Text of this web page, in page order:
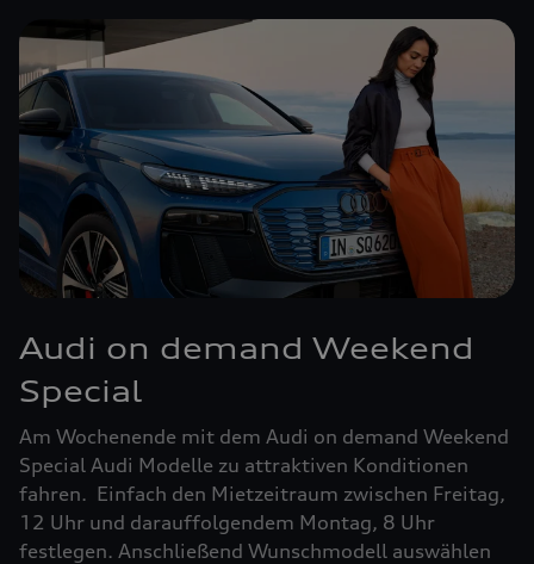
Audi on demand Weekend
Special
Am Wochenende mit dem Audi on demand Weekend
Special Audi Modelle zu attraktiven Konditionen
fahren. Einfach den Mietzeitraum zwischen Freitag,
12 Uhr und darauffolgendem Montag, 8 Uhr
festlegen. Anschließend Wunschmodell auswählen